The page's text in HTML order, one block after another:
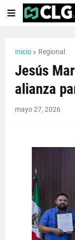
Inicio Regional
Jesús
alianza
mayo 27, 2026